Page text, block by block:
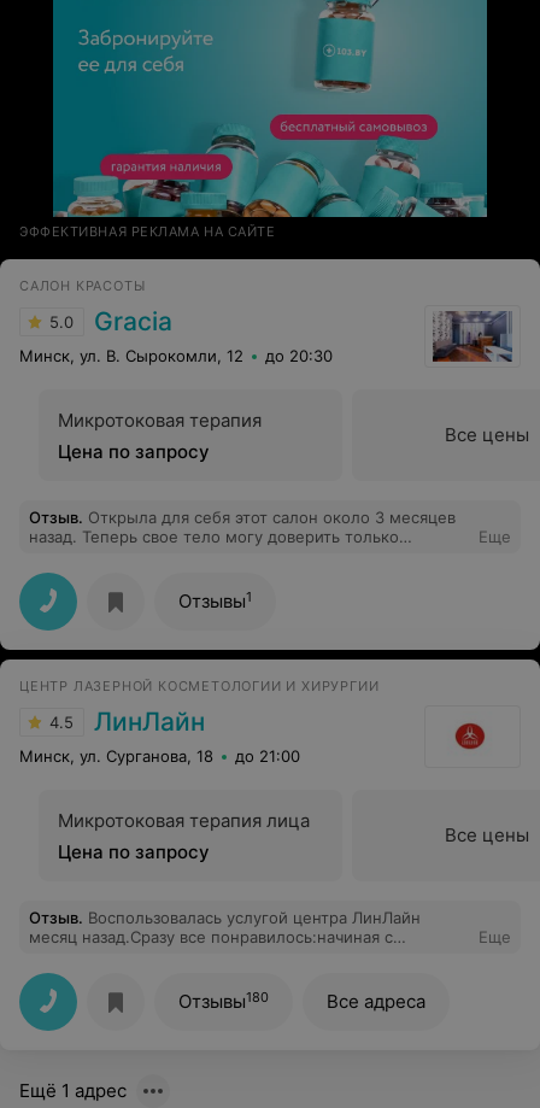
ЭФФЕКТИВНАЯ РЕКЛАМА НА САЙТЕ
САЛОН КРАСОТЫ
5.0 Gracia
Минск, ул. В. Сырокомли, 12 до 20:30
Микротоковая терапия
Цена по запросу
Все цены
Отзыв. Открыла для себя этот салон около 3 месяцев
назад. Теперь свое тело могу доверить только
индивидуальный подход, профессиональные
сотрудники. Особенно радуют цены) Спасибо за вашу
работу ❤️! Салон однозначно рекомендую!
Еще
Отзывы1
ЦЕНТР ЛАЗЕРНОЙ КОСМЕТОЛОГИИ И ХИРУРГИИ
4.5 ЛинЛайн
Минск, ул. Сурганова, 18 до 21:00
Микротоковая терапия лица
Цена по запросу
Все цены
Отзыв. Воспользовалась услугой центра ЛинЛайн
месяц назад.Сразу все понравилось:начиная с
девушки, и заканчивая самой процедурой. Особое
спасибо доктору Михневичу В. Б. Очень грамотный
специалист, мастер своего дела. Уверена, что с ним
мы достигнем желаемого результата!
Еще
Отзывы180 Все адреса
Ещё 1 адрес